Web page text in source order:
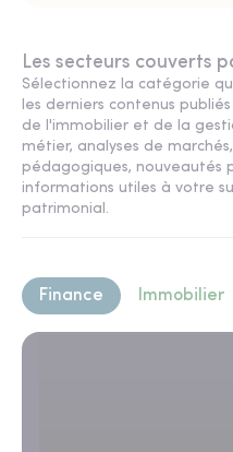
Les secteurs couverts
Sélectionnez la catégorie
les derniers contenus
de l'immobilier et de la
métier, analyses de
pédagogiques, nouveautés
informations utiles à votre
patrimonial.
Finance Immobilier